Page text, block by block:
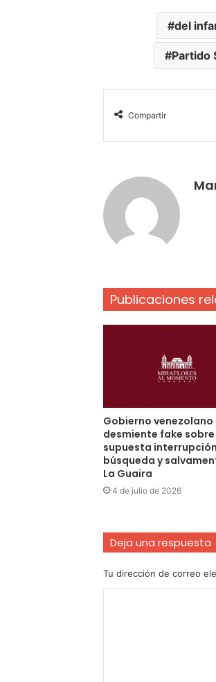
del
Partido
Compartir
Publicaciones
Gobierno venezolano
desmiente fake sobre
supuesta
búsqueda y
La Guaira
4 de julio de 2026
Deja una respuesta
Tu dirección de correo